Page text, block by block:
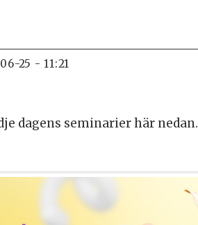
25 - 11:21
dagens seminarier här nedan.